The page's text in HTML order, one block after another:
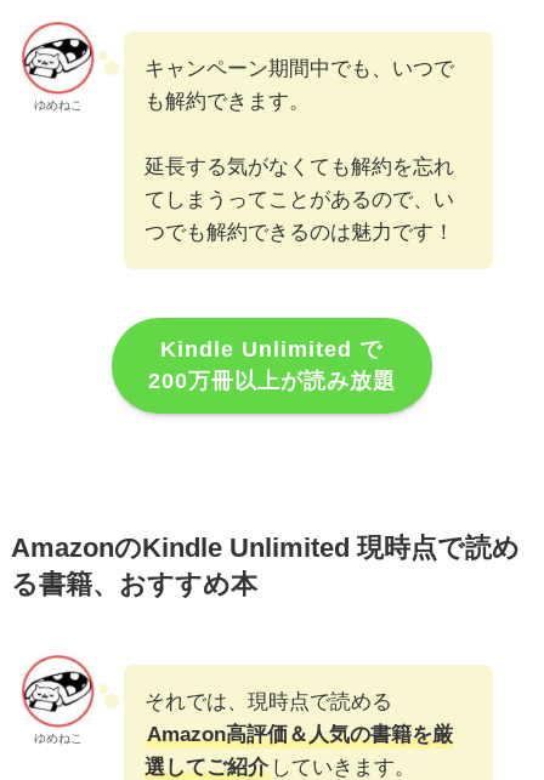
ゆめねこ
キャンペーン期間中でも、いつで
も解約できます。
延長する気がなくても解約を忘れ
てしまうってことがあるので、い
つでも解約できるのは魅力です！
Kindle Unlimited で
200万冊以上が読み放題
AmazonのKindle Unlimited 現時点で読め
る書籍、おすすめ本
ゆめねこ
それでは、現時点で読める
Amazon高評価＆人気の書籍を厳
選してご紹介していきます。